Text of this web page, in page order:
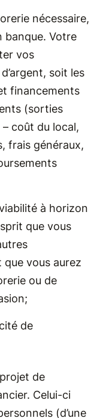
nécessaire,
banque. Votre
vos
soit les
financements
(sorties
– coût du local,
frais généraux,
à horizon
que vous
que vous aurez
ou de
de
de
Celui-ci
(d’une